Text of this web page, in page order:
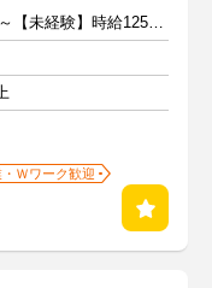
【経験者】時給1350円～【未経験】時給1250円～ ※交通費全額
Ｗワーク歓迎